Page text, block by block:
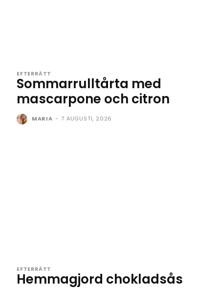
EFTERRÄTT
Sommarrulltårta med
mascarpone och citron
MARIA - 7 AUGUSTI, 2026
EFTERRÄTT
Hemmagjord chokladsås